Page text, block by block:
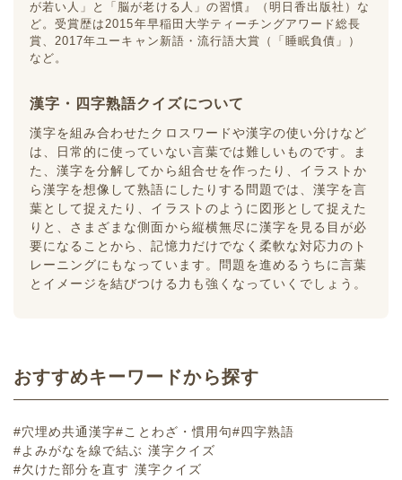
が若い人」と「脳が老ける人」の習慣』（明日香出版社）な
ど。受賞歴は2015年早稲田大学ティーチングアワード総長
賞、2017年ユーキャン新語・流行語大賞（「睡眠負債」）
など。
漢字・四字熟語クイズについて
漢字を組み合わせたクロスワードや漢字の使い分けなど
は、日常的に使っていない言葉では難しいものです。ま
た、漢字を分解してから組合せを作ったり、イラストか
ら漢字を想像して熟語にしたりする問題では、漢字を言
葉として捉えたり、イラストのように図形として捉えた
りと、さまざまな側面から縦横無尽に漢字を見る目が必
要になることから、記憶力だけでなく柔軟な対応力のト
レーニングにもなっています。問題を進めるうちに言葉
とイメージを結びつける力も強くなっていくでしょう。
おすすめキーワードから探す
#穴埋め共通漢字#ことわざ・慣用句#四字熟語
#よみがなを線で結ぶ 漢字クイズ
#欠けた部分を直す 漢字クイズ